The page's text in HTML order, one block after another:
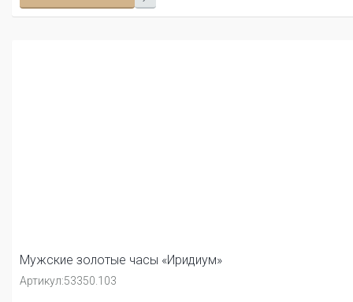
Мужские золотые часы «Иридиум»
Артикул:53350.103